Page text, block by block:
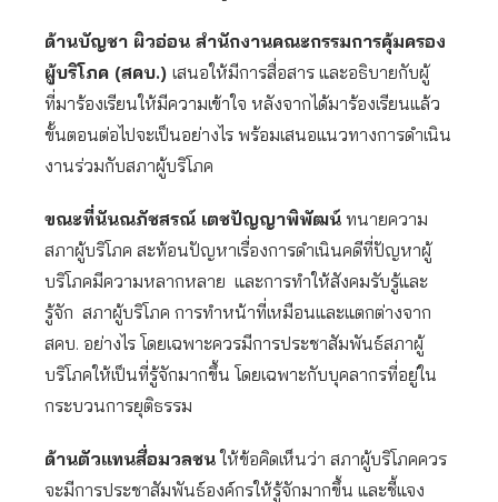
ด้านบัญชา ผิวอ่อน สำนักงานคณะกรรมการคุ้มครอง
ผู้บริโภค (สคบ.) เสนอให้มีการสื่อสาร และอธิบายกับผู้
ที่มาร้องเรียนให้มีความเข้าใจ หลังจากได้มาร้องเรียนแล้ว
ขั้นตอนต่อไปจะเป็นอย่างไร พร้อมเสนอแนวทางการดำเนิน
งานร่วมกับสภาผู้บริโภค
ขณะที่นันณภัชสรณ์ เตชปัญญาพิพัฒน์ ทนายความ
สภาผู้บริโภค สะท้อนปัญหาเรื่องการดำเนินคดีที่ปัญหาผู้
บริโภคมีความหลากหลาย และการทำให้สังคมรับรู้และ
รู้จัก สภาผู้บริโภค การทำหน้าที่เหมือนและแตกต่างจาก
สคบ. อย่างไร โดยเฉพาะควรมีการประชาสัมพันธ์สภาผู้
บริโภคให้เป็นที่รู้จักมากขึ้น โดยเฉพาะกับบุคลากรที่อยู่ใน
กระบวนการยุติธรรม
ด้านตัวแทนสื่อมวลชนให้ข้อคิดเห็นว่า สภาผู้บริโภคควร
จะมีการประชาสัมพันธ์องค์กรให้รู้จักมากขึ้น และชี้แจง